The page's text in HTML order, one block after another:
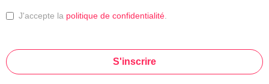
J'accepte la politique de confidentialité.
S'inscrire